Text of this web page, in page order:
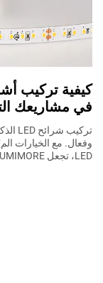
في مشاريعك
LED، تجعل LUMIMORE إنشاء حلول إنارة احترافية أمرًا بسيطًا.